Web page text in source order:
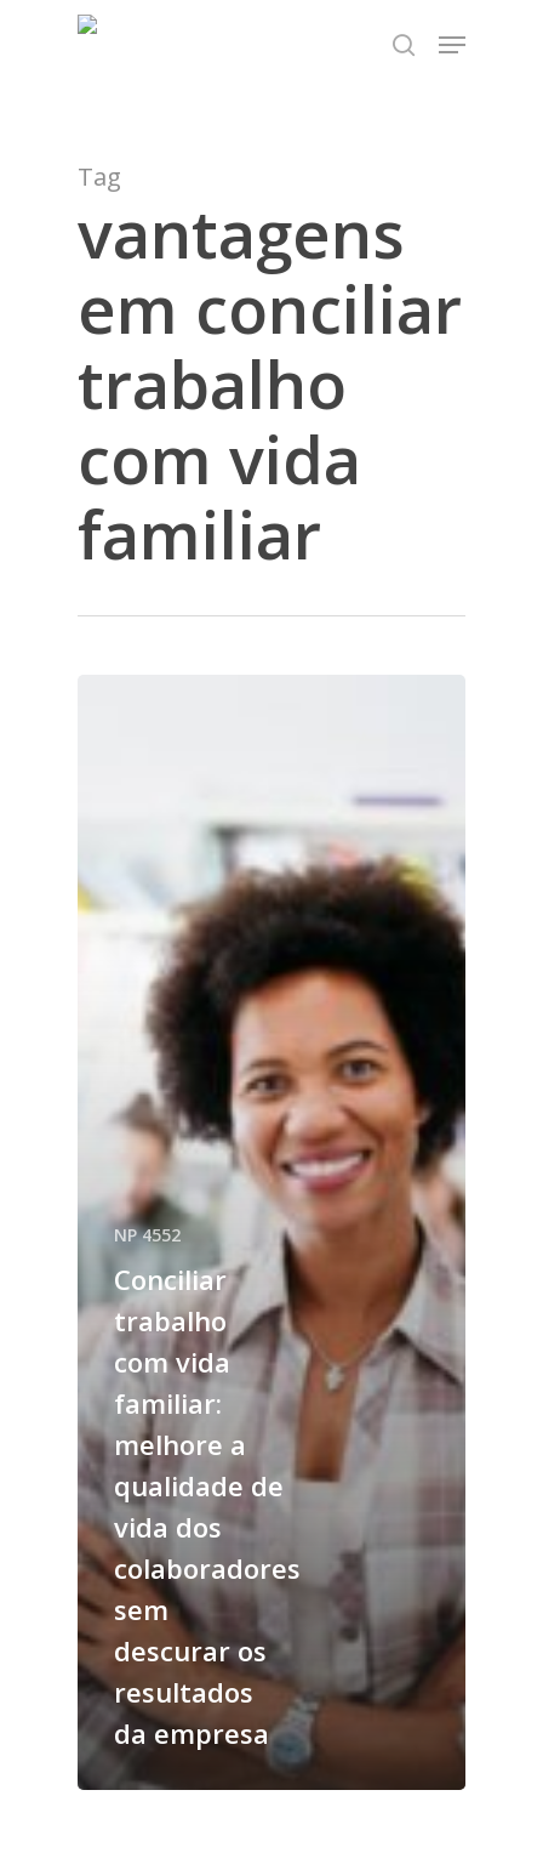
TEST89838
search
Menu
Tag
vantagens
em conciliar
trabalho
com vida
familiar
NP 4552
Conciliar
trabalho
com vida
familiar:
melhore a
qualidade de
vida dos
colaboradores
sem
descurar os
resultados
da empresa